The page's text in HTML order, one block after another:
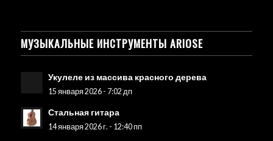
МУЗЫКАЛЬНЫЕ ИНСТРУМЕНТЫ ARIOSE
Укулеле из массива красного дерева
15 января 2026 - 7:02 дп
Стальная гитара
14 января 2026 г. - 12:40 пп